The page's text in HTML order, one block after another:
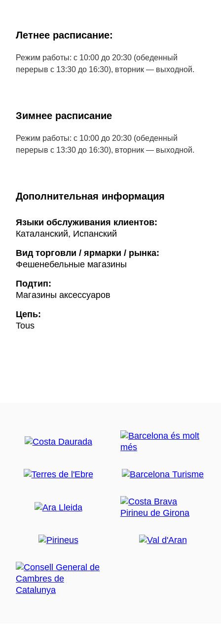
Летнее расписание:
Режим работы: с 10:00 до 20:30 (обеденный
перерыв с 13:30 до 16:30), вторник — выходной.
Зимнее расписание
Режим работы: с 10:00 до 20:30 (обеденный
перерыв с 13:30 до 16:30), вторник — выходной.
Дополнительная информация
Языки обслуживания клиентов:
Каталанский, Испанский
Вид торговли / ярмарки / рынка:
Фешенебельные магазины
Подтип:
Магазины аксессуаров
Цепь:
Tous